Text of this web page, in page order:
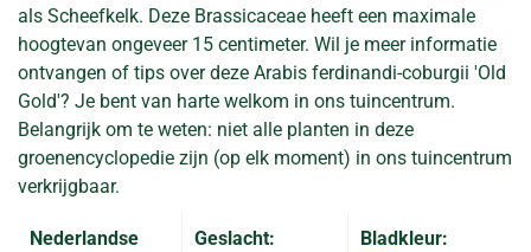
als Scheefkelk. Deze Brassicaceae heeft een maximale
hoogtevan ongeveer 15 centimeter. Wil je meer informatie
ontvangen of tips over deze Arabis ferdinandi-coburgii 'Old
Gold'? Je bent van harte welkom in ons tuincentrum.
Belangrijk om te weten: niet alle planten in deze
groenencyclopedie zijn (op elk moment) in ons tuincentrum
verkrijgbaar.
Nederlandse
Geslacht:
Bladkleur: